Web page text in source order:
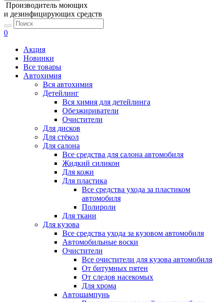
Производитель моющих
и дезинфицирующих средств
0
Акция
Новинки
Все товары
Автохимия
Вся автохимия
Детейлинг
Вся химия для детейлинга
Обезжириватели
Очистители
Для дисков
Для стёкол
Для салона
Все средства для салона автомобиля
Жидкий силикон
Для кожи
Для пластика
Все средства ухода за пластиком
автомобиля
Полироли
Для ткани
Для кузова
Все средства ухода за кузовом автомобиля
Автомобильные воски
Очистители
Все очистители для кузова автомобиля
От битумных пятен
От следов насекомых
Для хрома
Автошампунь